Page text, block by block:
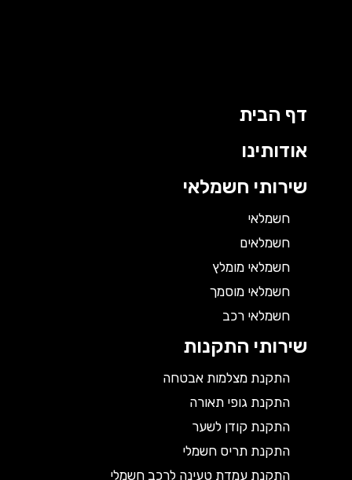
דף הבית
אודותינו
שירותי חשמלאי
חשמלאי
חשמלאים
חשמלאי מומלץ
חשמלאי מוסמך
חשמלאי רכב
שירותי התקנות
התקנת מצלמות אבטחה
התקנת גופי תאורה
התקנת קודן לשער
התקנת תריס חשמלי
התקנת עמדת טעינה לרכב חשמלי